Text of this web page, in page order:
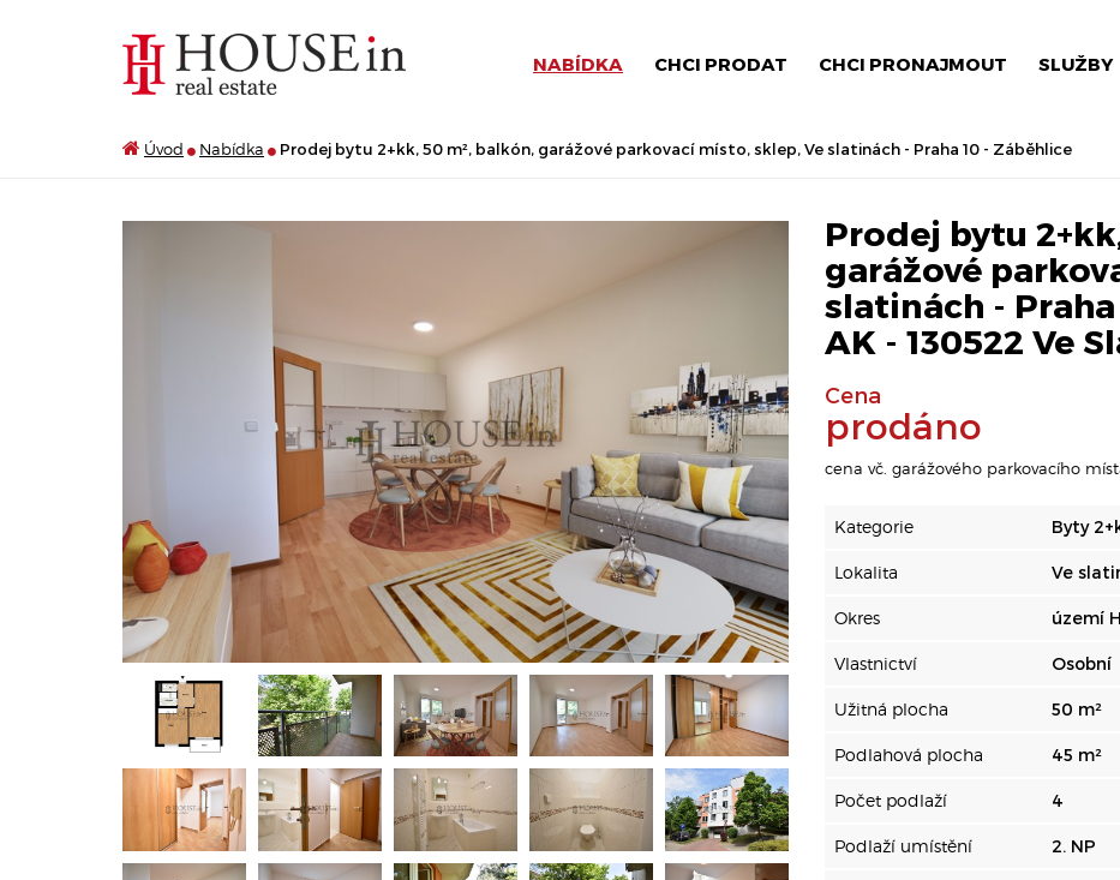
NABÍDKA CHCI PRODAT CHCI PRONAJMOUT SLUŽBY
Úvod Nabídka Prodej bytu 2+kk, 50 m², balkón, garážové parkovací místo, sklep, Ve slatinách - Praha 10 - Záběhlice
Prodej bytu
garážové
slatinách - Praha
AK - 130522 Ve
Cena
prodáno
cena vč. garážového parkovacího
Kategorie Byty
Lokalita Ve
Okres území
Vlastnictví Osobní
Užitná plocha 50 m²
Podlahová plocha 45 m²
Počet podlaží 4
Podlaží umístění 2. NP